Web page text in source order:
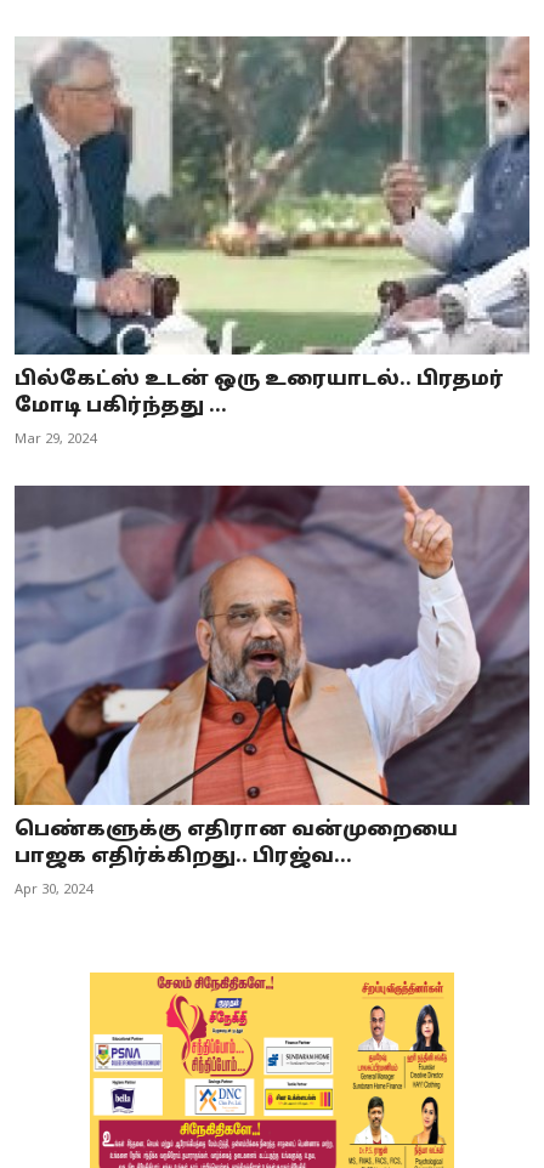
பில்கேட்ஸ் உடன் ஒரு உரையாடல்.. பிரதமர்
மோடி பகிர்ந்தது ...
Mar 29, 2024
பெண்களுக்கு எதிரான வன்முறையை
பாஜக எதிர்க்கிறது.. பிரஜ்வ...
Apr 30, 2024